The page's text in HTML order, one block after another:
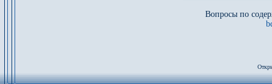
Вопросы по